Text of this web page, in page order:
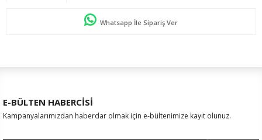
Whatsapp İle Sipariş Ver
E-BÜLTEN HABERCİSİ
Kampanyalarımızdan haberdar olmak için e-bültenimize kayıt olunuz.